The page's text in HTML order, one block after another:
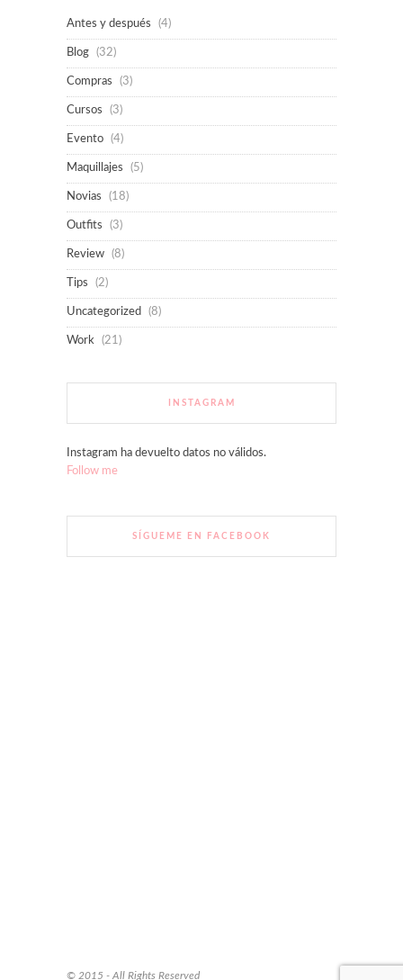
Antes y después (4)
Blog (32)
Compras (3)
Cursos (3)
Evento (4)
Maquillajes (5)
Novias (18)
Outfits (3)
Review (8)
Tips (2)
Uncategorized (8)
Work (21)
INSTAGRAM
Instagram ha devuelto datos no válidos.
Follow me
SÍGUEME EN FACEBOOK
© 2015 - All Rights Reserved